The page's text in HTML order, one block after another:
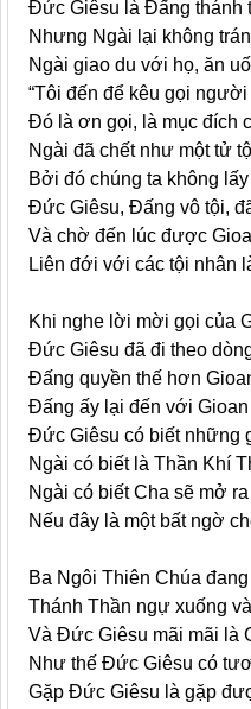
Đức Giêsu là Đấng thánh
Nhưng Ngài lại không
Ngài giao du với họ, ăn
“Tôi đến để kêu gọi người
Đó là ơn gọi, là mục đích
Ngài đã chết như một tử
Bởi đó chúng ta không
Đức Giêsu, Đấng vô tội,
Và chờ đến lúc được
Liên đới với các tội nhân
Khi nghe lời mời gọi của
Đức Giêsu đã đi theo
Đấng quyền thế hơn
Đấng ấy lại đến với
Đức Giêsu có biết những
Ngài có biết là Thần Khí
Ngài có biết Cha sẽ mở
Nếu đây là một bất ngờ
Ba Ngôi Thiên Chúa
Thánh Thần ngự xuống
Và Đức Giêsu mãi mãi là
Như thế Đức Giêsu có
Gặp Đức Giêsu là gặp